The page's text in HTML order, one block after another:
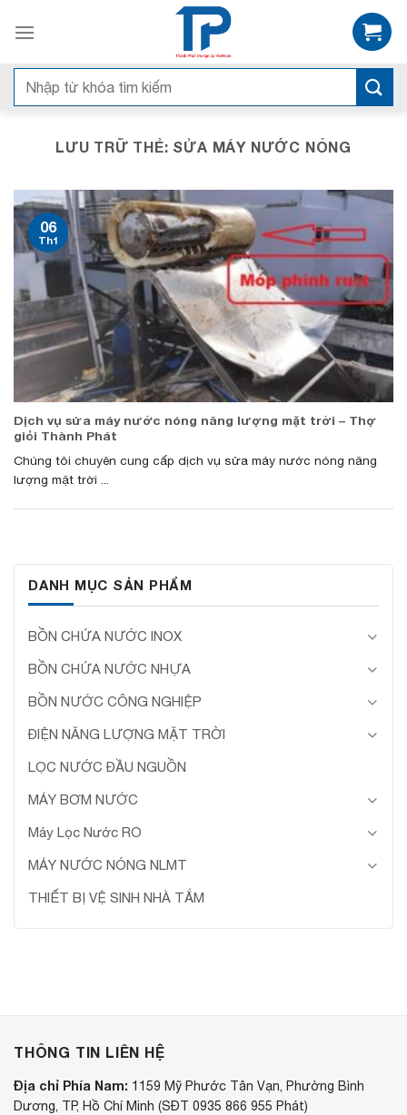
qua
dungTìm
kiếm:
LƯU TRỮ THẺ: SỬA MÁY NƯỚC NÓNG
Dịch vụ sửa máy nước nóng năng lượng mặt trời – Thợ
giỏi Thành Phát
Chúng tôi chuyên cung cấp dịch vụ sửa máy nước nóng năng
lượng mặt trời ...
06
Th1
DANH MỤC SẢN PHẨM
BỒN CHỨA NƯỚC INOX
BỒN CHỨA NƯỚC NHỰA
BỒN NƯỚC CÔNG NGHIỆP
ĐIỆN NĂNG LƯỢNG MẶT TRỜI
LỌC NƯỚC ĐẦU NGUỒN
MÁY BƠM NƯỚC
Máy Lọc Nước RO
MÁY NƯỚC NÓNG NLMT
THIẾT BỊ VỆ SINH NHÀ TẮM
THÔNG TIN LIÊN HỆ
Địa chỉ Phía Nam: 1159 Mỹ Phước Tân Vạn, Phường Bình
Dương, TP, Hồ Chí Minh (SĐT 0935 866 955 Phát)